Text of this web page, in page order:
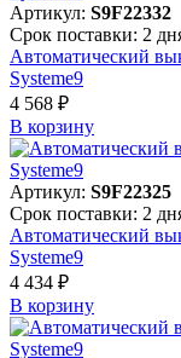
Артикул: S9F22332
Срок поставки: 2
Автоматический
Systeme9
4 568 ₽
В корзинy
Артикул: S9F22325
Срок поставки: 2
Автоматический
Systeme9
4 434 ₽
В корзинy